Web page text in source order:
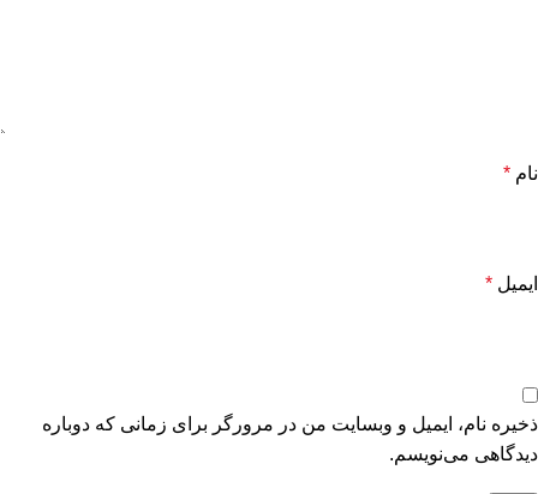
نام *
ایمیل *
ذخیره نام، ایمیل و وبسایت من در مرورگر برای زمانی که دوباره
دیدگاهی می‌نویسم.